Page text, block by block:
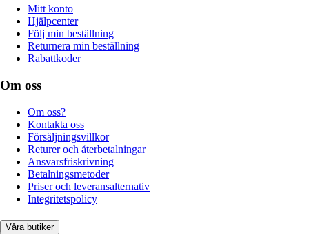
Mitt konto
Hjälpcenter
Följ min beställning
Returnera min beställning
Rabattkoder
Om oss
Om oss?
Kontakta oss
Försäljningsvillkor
Returer och återbetalningar
Ansvarsfriskrivning
Betalningsmetoder
Priser och leveransalternativ
Integritetspolicy
Våra butiker